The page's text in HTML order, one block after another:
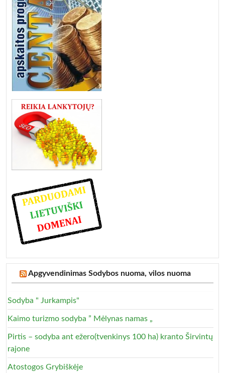
Apgyvendinimas Sodybos nuoma, vilos nuoma
Sodyba " Jurkampis"
Kaimo turizmo sodyba ” Mėlynas namas „
Pirtis – sodyba ant ežero(tvenkinys 100 ha) kranto Širvintų
rajone
Atostogos Grybiškėje